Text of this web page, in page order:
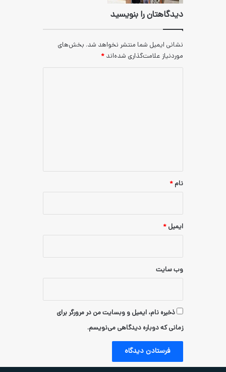
را بنویسید
شما منتشر نخواهد شد.بخش‌های
شده‌اند*
ایمیل و وبسایت من در مرورگر برای
دیدگاهی می‌نویسم.